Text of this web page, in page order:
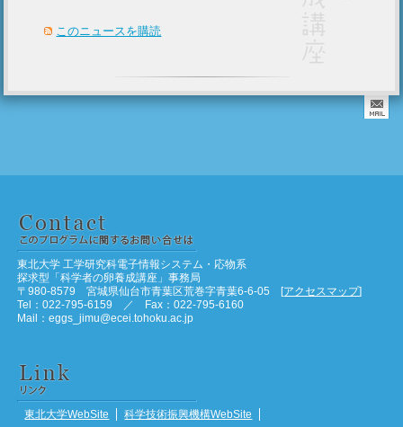
このニュースを購読
東北大学 工学研究科電子情報システム・応物系
探求型「科学者の卵養成講座」事務局
〒980-8579 宮城県仙台市青葉区荒巻字青葉6-6-05 [アクセスマップ]
Tel：022-795-6159 ／ Fax：022-795-6160
Mail：eggs_jimu@ecei.tohoku.ac.jp
東北大学WebSite 科学技術振興機構WebSite